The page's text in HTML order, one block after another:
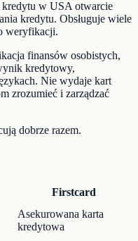
kredytu w USA otwarcie
kredytu. Obsługuje wiele
weryfikacji.
finansów osobistych,
kredytowy,
Nie wydaje kart
zrozumieć i zarządzać
dobrze razem.
Firstcard
Asekurowana karta
kredytowa